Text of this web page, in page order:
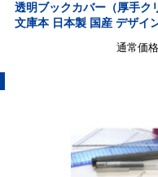
透明ブックカバー（厚手
文庫本 日本製 国産 デザイ
通常価格